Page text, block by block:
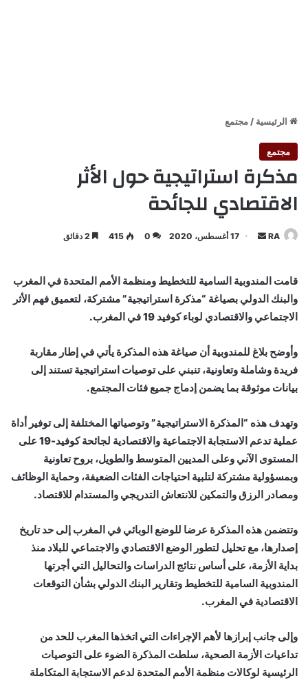
الرئيسية / مجتمع
مجتمع
مذكرة استراتيجية حول الأثر
الاقتصادي للجائحة
RA
أرسل 17 أغسطس، 2020 0
415
قامت المندوبية السامية للتخطيط ومنظمة الأمم المتحدة في المغرب
والبنك الدولي بصياغة “مذكرة استراتيجية” مشتركة، لتعميق فهم الأثر
الاجتماعي والاقتصادي لوباء كوفيد 19 في المغرب.
وأوضح بلاغ للمندوبية أن صياغة هذه المذكرة يأتي في إطار مقاربة
فريدة وشاملة وتعاونية، تنبني على توصيات استراتيجية تستند إلى
بيانات موثوقة بما يضمن إدماج جميع فئات المجتمع.
وتهدف هذه “المذكرة الاستراتيجية” وتوصياتها المختلفة إلى توفير أداة
عملية تدعم الاستجابة الاجتماعية والاقتصادية لجائحة كوفيد-19 على
المستوى الآني وعلى المديين المتوسط والطويل، بروح تعاونية
وبمسؤولية مشتركة لتلبية احتياجات الفئات الضعيفة، وحماية الوظائف
ومصادر الرزق والتمكين للانتعاش التدريجي والمستدام للاقتصاد.
وتتضمن هذه المذكرة عرضا للوضع الوبائي في المغرب إلى حد تاريخ
إصدارها، مع تحليل لتطور الوضع الاقتصادي والاجتماعي للبلاد منذ
بداية الأزمة، على أساس نتائج الدراسات والتحاليل التي أجرتها
المندوبية السامية للتخطيط وتقارير البنك الدولي بشأن التوقعات
الاقتصادية في المغرب.
وإلى جانب إبرازها لأهم الإجراءات التي اتخذها المغرب للحد من
تداعيات الأزمة الصحية، سلطت المذكرة الضوء على التوصيات
الرئيسية لوكالات منظمة الأمم المتحدة لدعم الاستجابة المتكاملة